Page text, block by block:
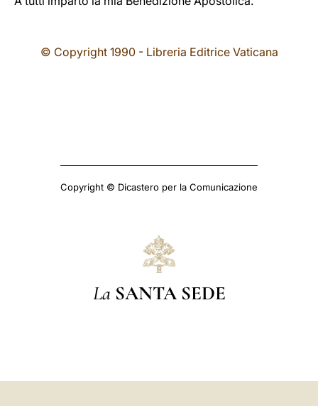
© Copyright 1990 - Libreria Editrice Vaticana
Copyright © Dicastero per la Comunicazione
La SANTA SEDE